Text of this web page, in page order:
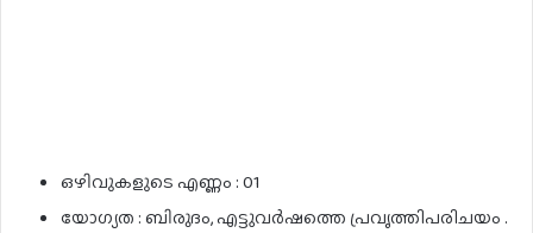
ഒഴിവുകളുടെ എണ്ണം : 01
യോഗ്യത : ബിരുദം, എട്ടുവർഷത്തെ പ്രവൃത്തിപരിചയം .